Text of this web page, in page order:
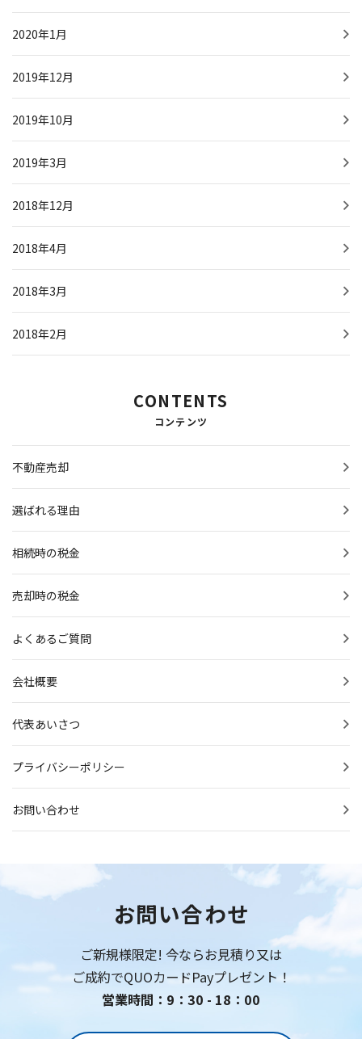
2020年1月
2019年12月
2019年10月
2019年3月
2018年12月
2018年4月
2018年3月
2018年2月
CONTENTS
コンテンツ
不動産売却
選ばれる理由
相続時の税金
売却時の税金
よくあるご質問
会社概要
代表あいさつ
プライバシーポリシー
お問い合わせ
お問い合わせ
ご新規様限定! 今ならお見積り又は
ご成約でQUOカードPayプレゼント！
営業時間：9：30 - 18：00